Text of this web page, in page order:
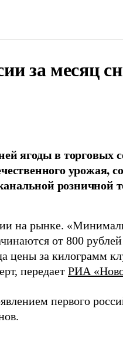
за месяц
ягоды в торговых
урожая,
розничной
на рынке.
от 800
цены за килограмм
передает РИА
первого